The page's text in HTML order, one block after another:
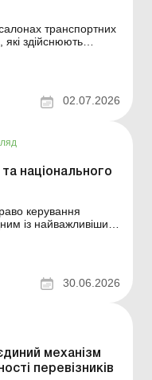
транспортних
які здійснюють
РРО
реєстрації
02.07.2026
національного
керування
із найважливіших
видане, постійне та
за темою:
30.06.2026
механізм
перевізників